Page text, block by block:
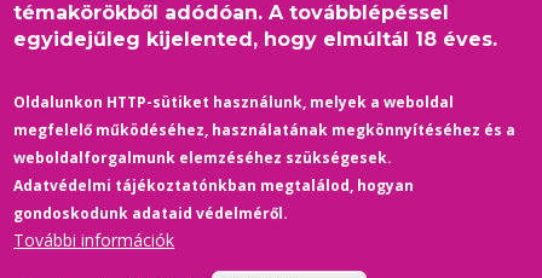
témakörökből adódóan. A továbblépéssel
egyidejűleg kijelented, hogy elmúltál 18 éves.
Oldalunkon HTTP-sütiket használunk, melyek a weboldal
megfelelő működéséhez, használatának megkönnyítéséhez és a
weboldalforgalmunk elemzéséhez szükségesek.
Adatvédelmi tájékoztatónkban megtalálod, hogyan
gondoskodunk adataid védelméről.
További információk